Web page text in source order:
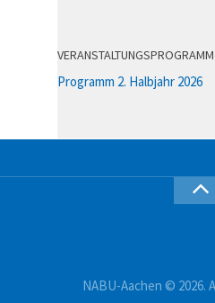
VERANSTALTUNGSPROGRAMM
Programm 2. Halbjahr 2026
NABU-Aachen © 2026.